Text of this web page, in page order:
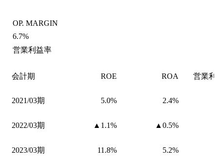
OP. MARGIN
6.7%
営業利益率
会計期 ROE ROA 営業
2021/03期 5.0% 2.4%
2022/03期 ▲1.1% ▲0.5%
2023/03期 11.8% 5.2%